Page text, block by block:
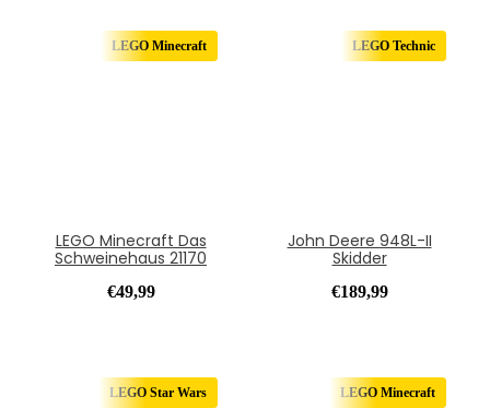
LEGO Minecraft
LEGO Minecraft Das
Schweinehaus 21170
€49,99
LEGO Technic
John Deere 948L-II
Skidder
€189,99
LEGO Star Wars LEGO Minecraft